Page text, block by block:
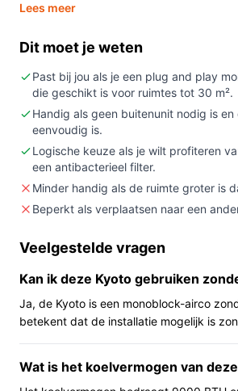
Kopen als:
energieklasse A belangrijk vindt.
Niet kopen als:je een
oplossing nodig hebt (de Kyoto is
beweegbaar).
Belangrijkste check:
het opgegeven vermogen
afmetingen en isolatie van jouw
Wat je in de praktijk merkt
In huis of op kantoor wordt de Kyoto
gemonteerd. Omdat het een
zonder buitenunit is, is er geen
de unit is slank en ontworpen om
te hangen. De Kyoto biedt zowel
en heeft een ingebouwd luchtfilter
eigenschappen. Bediening en
Lees meer
Dit moet je weten
Past bij jou als je een plug and play
die geschikt is voor ruimtes tot 30 m².
Handig als geen buitenunit nodig is en
eenvoudig is.
Logische keuze als je wilt profiteren
een antibacterieel filter.
Minder handig als de ruimte groter is
Beperkt als verplaatsen naar een
Veelgestelde vragen
Kan ik deze Kyoto gebruiken
Ja, de Kyoto is een monoblock-airco
betekent dat de installatie mogelijk is
Wat is het koelvermogen van